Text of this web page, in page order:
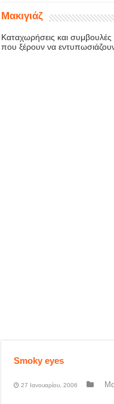
Μακιγιάζ
Καταχωρήσεις και συμβουλές
που ξέρουν να
Smoky eyes
27 Ιανουαρίου, 2006